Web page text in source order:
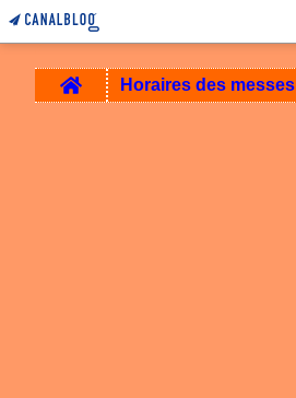
Home Horaires des messes